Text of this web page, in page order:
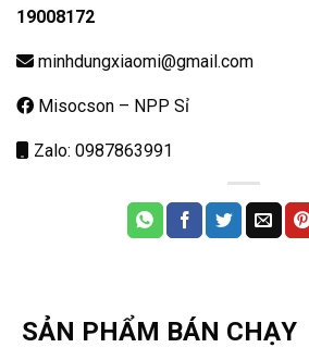
19008172
minhdungxiaomi@gmail.com
Misocson – NPP Sỉ
Zalo: 0987863991
SẢN PHẨM BÁN CHẠY